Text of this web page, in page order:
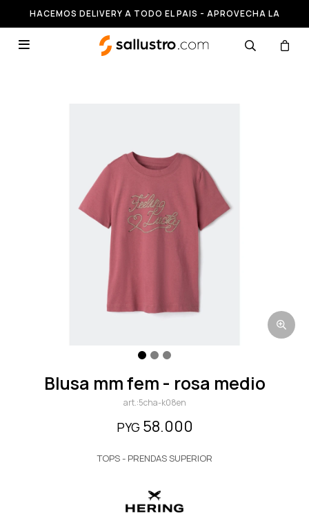
HACEMOS DELIVERY A TODO EL PAIS - APROVECHA LA
RUNNING HASTA 50% OFF

blusa mm fem - rosa medio
5cha-k08en
PYG 58.000
TOPS - PRENDAS SUPERIOR